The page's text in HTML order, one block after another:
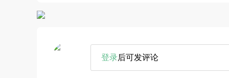
登录后可发评论